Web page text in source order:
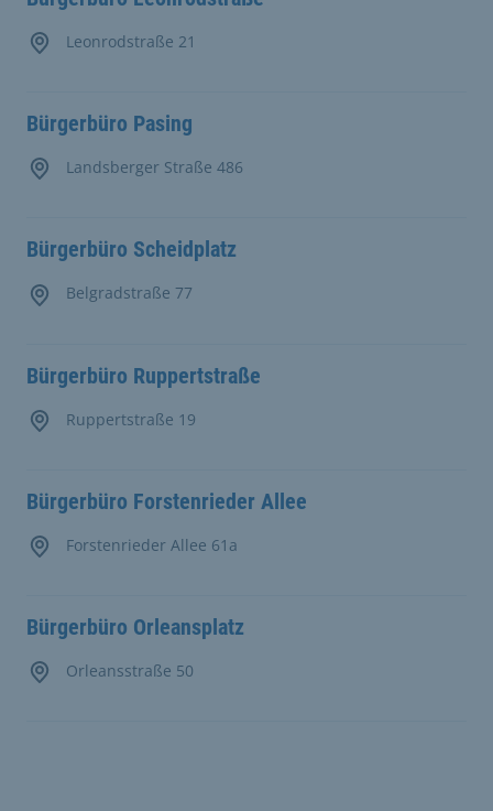
Leonrodstraße 21
Bürgerbüro Pasing
Landsberger Straße 486
Bürgerbüro Scheidplatz
Belgradstraße 77
Bürgerbüro Ruppertstraße
Ruppertstraße 19
Bürgerbüro Forstenrieder Allee
Forstenrieder Allee 61a
Bürgerbüro Orleansplatz
Orleansstraße 50